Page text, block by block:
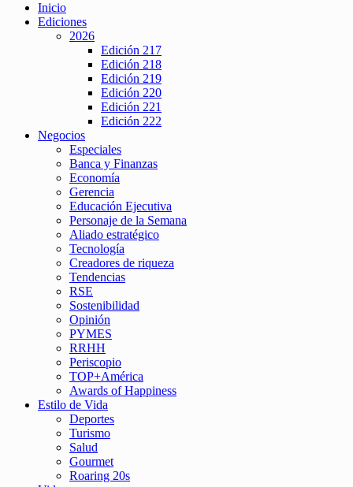
Inicio
Ediciones
2026
Edición 217
Edición 218
Edición 219
Edición 220
Edición 221
Edición 222
Negocios
Especiales
Banca y Finanzas
Economía
Gerencia
Educación Ejecutiva
Personaje de la Semana
Aliado estratégico
Tecnología
Creadores de riqueza
Tendencias
RSE
Sostenibilidad
Opinión
PYMES
RRHH
Periscopio
TOP+América
Awards of Happiness
Estilo de Vida
Deportes
Turismo
Salud
Gourmet
Roaring 20s